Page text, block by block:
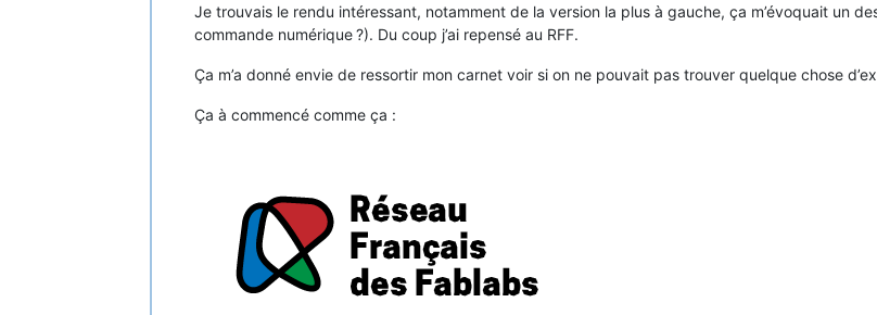
Je trouvais le rendu intéressant, notamment de la version la plus à gauche, ça m’évoquait un
commande numérique ?). Du coup j’ai repensé au RFF.
Ça m’a donné envie de ressortir mon carnet voir si on ne pouvait pas trouver quelque chose
Ça à commencé comme ça :